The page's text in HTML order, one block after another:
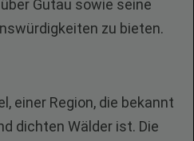
Gutau sowie seine
zu bieten.
einer Region, die bekannt
dichten Wälder ist. Die